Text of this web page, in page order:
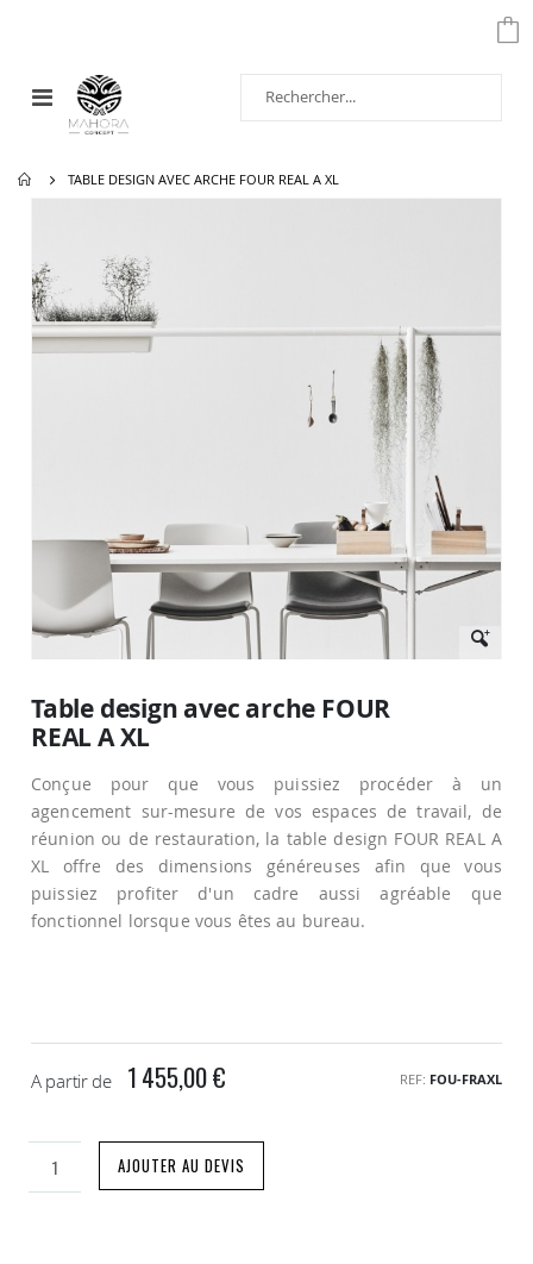
Affichage
navigation
TABLE DESIGN AVEC ARCHE FOUR REAL A XL
fin
de
la
galerie
d’images
début
de
Galerie
d’images
Table design avec arche FOUR
REAL A XL
Conçue pour que vous puissiez procéder à un
agencement sur-mesure de vos espaces de travail, de
réunion ou de restauration, la table design FOUR REAL A
XL offre des dimensions généreuses afin que vous
puissiez profiter d'un cadre aussi agréable que
fonctionnel lorsque vous êtes au bureau.
A partir de 1 455,00 € REF FOU-FRAXL
AJOUTER AU DEVIS